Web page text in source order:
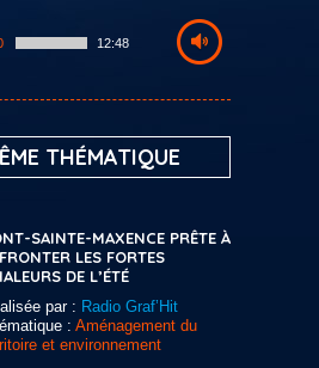
12:48
THÉMATIQUE
SAINTE-MAXENCE PRÊTE À
LES FORTES
DE L’ÉTÉ
par : Radio Graf’Hit
: Aménagement du
et environnement